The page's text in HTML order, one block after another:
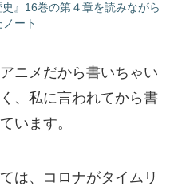
』16巻の第４章を読みながら
ート
ニメだから書いちゃい
、私に言われてから書
います。
は、コロナがタイムリ